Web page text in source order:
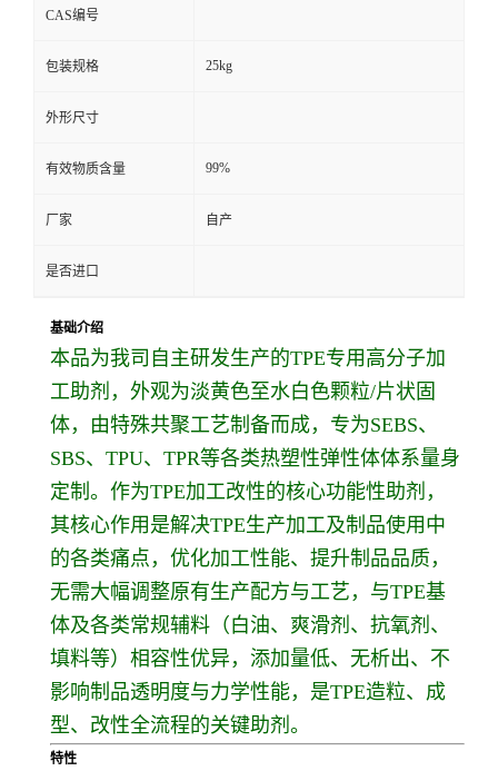
CAS编号
包装规格 25kg
外形尺寸
有效物质含量 99%
厂家 自产
是否进口
基础介绍
本品为我司自主研发生产的TPE专用高分子加
工助剂，外观为淡黄色至水白色颗粒/片状固
体，由特殊共聚工艺制备而成，专为SEBS、
SBS、TPU、TPR等各类热塑性弹性体体系量身
定制。作为TPE加工改性的核心功能性助剂，
其核心作用是解决TPE生产加工及制品使用中
的各类痛点，优化加工性能、提升制品品质，
无需大幅调整原有生产配方与工艺，与TPE基
体及各类常规辅料（白油、爽滑剂、抗氧剂、
填料等）相容性优异，添加量低、无析出、不
影响制品透明度与力学性能，是TPE造粒、成
型、改性全流程的关键助剂。
特性